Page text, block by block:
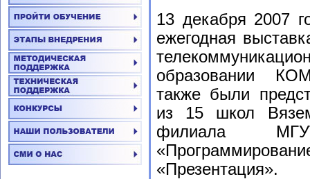
13 декабря 2007
ежегодная
образовании
также были
из 15 школ
филиала
«Презентация».